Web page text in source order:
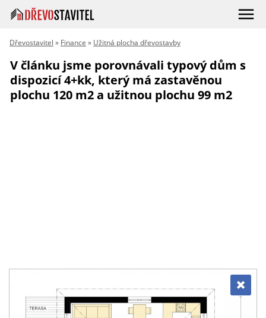
Dřevostavitel » Finance » Užitná plocha dřevostavby
V článku jsme porovnávali typový dům s
dispozicí 4+kk, který má zastavěnou
plochu 120 m2 a užitnou plochu 99 m2